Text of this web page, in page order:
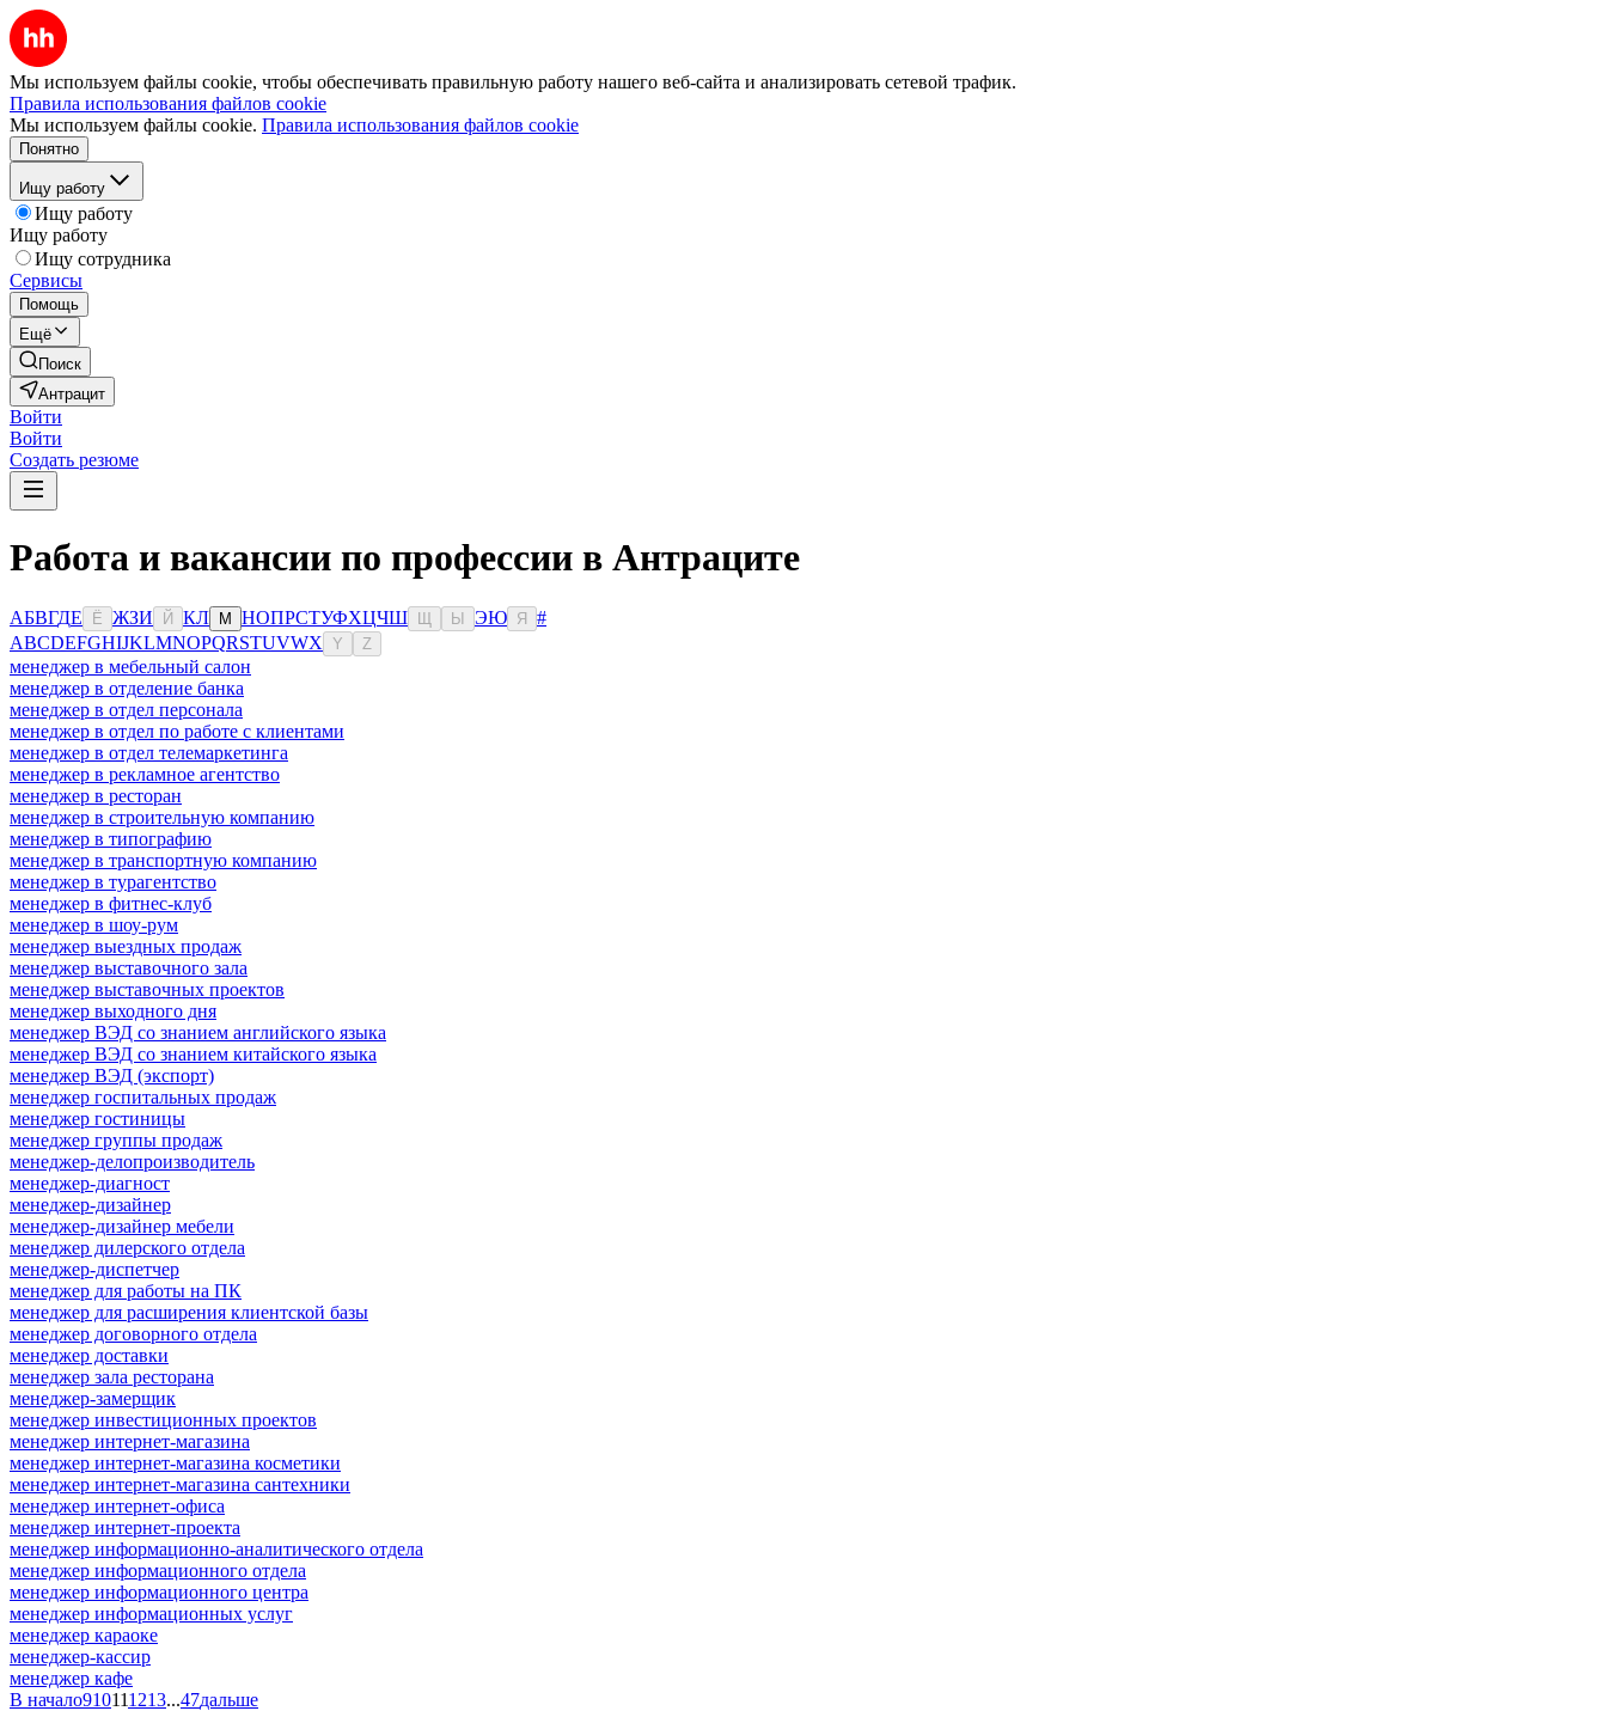
Мы используем файлы cookie, чтобы обеспечивать правильную работу нашего веб-сайта и анализировать сетевой трафик.
Правила использования файлов cookie
Мы используем файлы cookie. Правила использования файлов cookie
Понятно
Ищу работу
Ищу работу
Ищу работу
Ищу сотрудника
Сервисы
Помощь
Ещё
Поиск
Антрацит
Войти
Войти
Создать резюме
Работа и вакансии по профессии в Антраците
АБВГДЕ Ё ЖЗИ Й КЛ М НОПРСТУФХЦЧШ Ы ЭЮ Я
#
ABCDEFGHIJKLMNOPQRSTUVWX Y Z
менеджер в мебельный салон
менеджер в отделение банка
менеджер в отдел персонала
менеджер в отдел по работе с клиентами
менеджер в отдел телемаркетинга
менеджер в рекламное агентство
менеджер в ресторан
менеджер в строительную компанию
менеджер в типографию
менеджер в транспортную компанию
менеджер в турагентство
менеджер в фитнес-клуб
менеджер в шоу-рум
менеджер выездных продаж
менеджер выставочного зала
менеджер выставочных проектов
менеджер выходного дня
менеджер ВЭД со знанием английского языка
менеджер ВЭД со знанием китайского языка
менеджер ВЭД (экспорт)
менеджер госпитальных продаж
менеджер гостиницы
менеджер группы продаж
менеджер-делопроизводитель
менеджер-диагност
менеджер-дизайнер
менеджер-дизайнер мебели
менеджер дилерского отдела
менеджер-диспетчер
менеджер для работы на ПК
менеджер для расширения клиентской базы
менеджер договорного отдела
менеджер доставки
менеджер зала ресторана
менеджер-замерщик
менеджер инвестиционных проектов
менеджер интернет-магазина
менеджер интернет-магазина косметики
менеджер интернет-магазина сантехники
менеджер интернет-офиса
менеджер интернет-проекта
менеджер информационно-аналитического отдела
менеджер информационного отдела
менеджер информационного центра
менеджер информационных услуг
менеджер караоке
менеджер-кассир
менеджер кафе
В начало910111213...47дальше